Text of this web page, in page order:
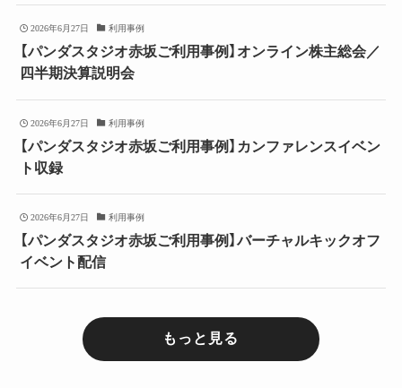
2026年6月27日 利用事例
【パンダスタジオ赤坂ご利用事例】オンライン株主総会／
四半期決算説明会
2026年6月27日 利用事例
【パンダスタジオ赤坂ご利用事例】カンファレンスイベン
ト収録
2026年6月27日 利用事例
【パンダスタジオ赤坂ご利用事例】バーチャルキックオフ
イベント配信
もっと見る